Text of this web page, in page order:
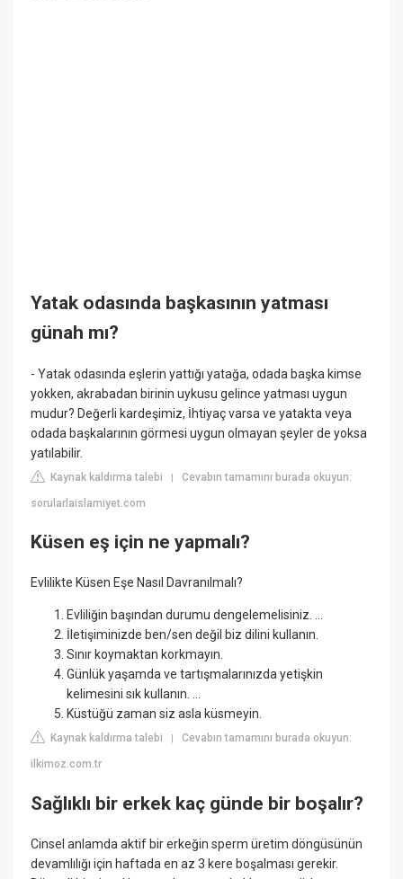
Yatak odasında başkasının yatması
günah mı?
- Yatak odasında eşlerin yattığı yatağa, odada başka kimse
yokken, akrabadan birinin uykusu gelince yatması uygun
mudur? Değerli kardeşimiz, İhtiyaç varsa ve yatakta veya
odada başkalarının görmesi uygun olmayan şeyler de yoksa
yatılabilir.
Kaynak kaldırma talebi |Cevabın tamamını burada okuyun:
sorularlaislamiyet.com
Küsen eş için ne yapmalı?
Evlilikte Küsen Eşe Nasıl Davranılmalı?
Evliliğin başından durumu dengelemelisiniz. ...
İletişiminizde ben/sen değil biz dilini kullanın.
Sınır koymaktan korkmayın.
Günlük yaşamda ve tartışmalarınızda yetişkin
kelimesini sık kullanın. ...
Küstüğü zaman siz asla küsmeyin.
Kaynak kaldırma talebi |Cevabın tamamını burada okuyun:
ilkimoz.com.tr
Sağlıklı bir erkek kaç günde bir boşalır?
Cinsel anlamda aktif bir erkeğin sperm üretim döngüsünün
devamlılığı için haftada en az 3 kere boşalması gerekir.